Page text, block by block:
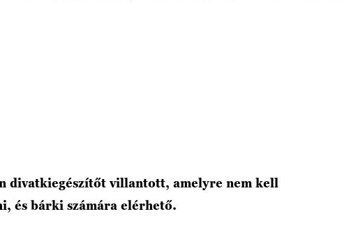
divatkiegészítőt villantott, amelyre nem kell
és bárki számára elérhető.